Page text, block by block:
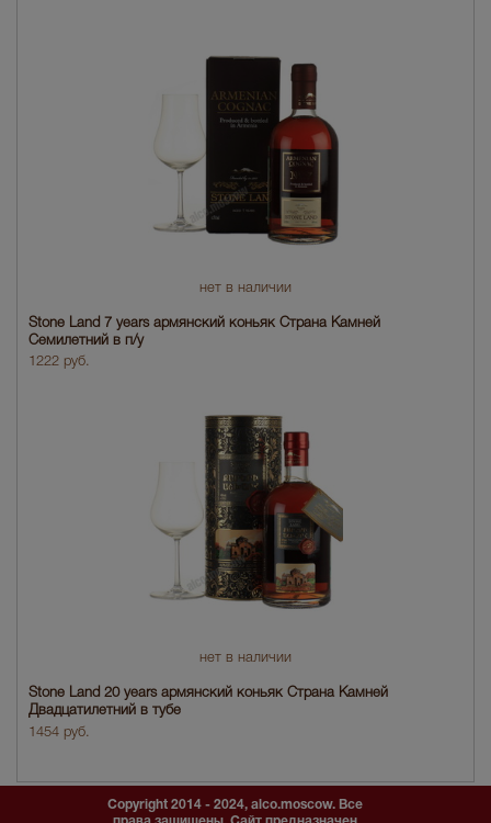
нет в наличии
Stone Land 7 years армянский коньяк Страна Камней
Семилетний в п/у
1222 руб.
нет в наличии
Stone Land 20 years армянский коньяк Страна Камней
Двадцатилетний в тубе
1454 руб.
Copyright 2014 - 2024, alco.moscow. Все